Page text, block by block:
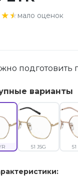
мало оценок
подготовить
варианты
51 J5G